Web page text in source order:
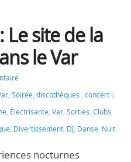
Le site de la
le Var
, Soirée, discothèques , concert
, Électrisante, Var, Sorties, Clubs,
, Divertissement, DJ, Danse, Nuit
nocturnes